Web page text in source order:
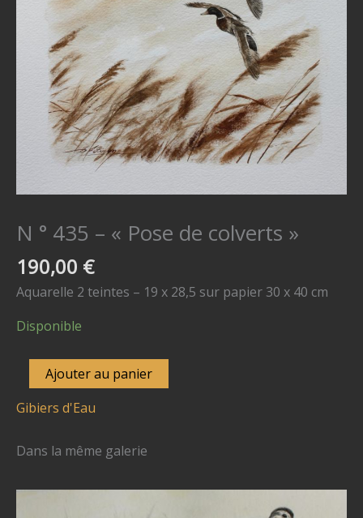
N ° 435 – « Pose de colverts »
190,00 €
Aquarelle 2 teintes – 19 x 28,5 sur papier 30 x 40 cm
Disponible
quantité
de
N
435
"Pose
Ajouter au panier
Gibiers d'Eau
Dans la même galerie